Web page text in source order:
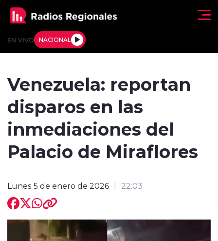
EN VIVO NACIONAL
Tendencias
Deportes
Regiones al Aire
Entrevistas
Venezuela: reportan
disparos en las
inmediaciones del
Palacio de Miraflores
Lunes 5 de enero de 2026 22:03